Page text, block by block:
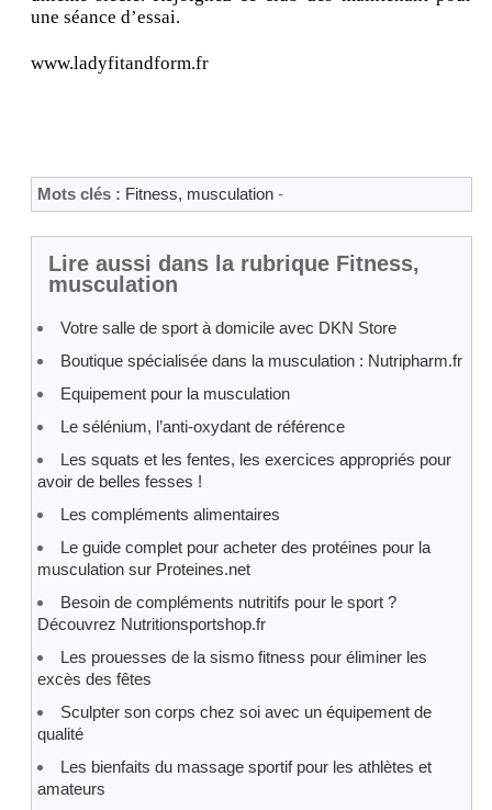
une séance d’essai.
www.ladyfitandform.fr
Mots clés : Fitness, musculation -
Lire aussi dans la rubrique Fitness,
musculation
Votre salle de sport à domicile avec DKN Store
Boutique spécialisée dans la musculation : Nutripharm.fr
Equipement pour la musculation
Le sélénium, l’anti-oxydant de référence
Les squats et les fentes, les exercices appropriés pour
avoir de belles fesses !
Les compléments alimentaires
Le guide complet pour acheter des protéines pour la
musculation sur Proteines.net
Besoin de compléments nutritifs pour le sport ?
Découvrez Nutritionsportshop.fr
Les prouesses de la sismo fitness pour éliminer les
excès des fêtes
Sculpter son corps chez soi avec un équipement de
qualité
Les bienfaits du massage sportif pour les athlètes et
amateurs